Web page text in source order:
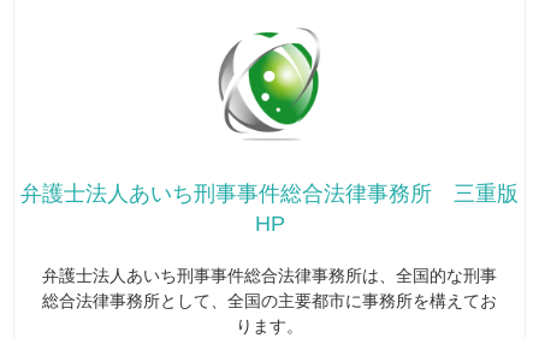
弁護士法人あいち刑事事件総合法律事務所 三重版
HP
弁護士法人あいち刑事事件総合法律事務所は、全国的な刑事
総合法律事務所として、全国の主要都市に事務所を構えてお
ります。